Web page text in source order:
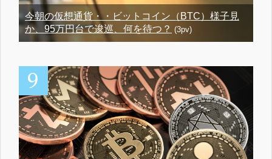
今朝の仮想通貨・・ビットコイン（BTC）様子見
か、95万円台で逡巡、何を待つ？ (3pv)